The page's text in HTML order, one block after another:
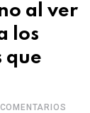
al ver
los
que
COMENTARIOS